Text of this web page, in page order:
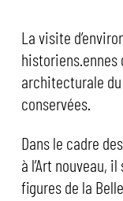
La visite
historiens.ennes
architecturale
conservées.
Dans le cadre
à l’Art nouveau,
figures de la